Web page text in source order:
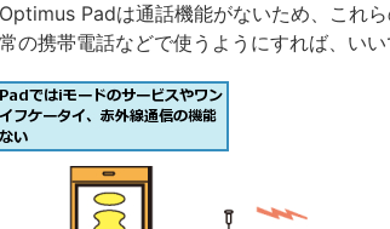
Padは通話機能がないため、これ
の携帯電話などで使うようにすれば、いい